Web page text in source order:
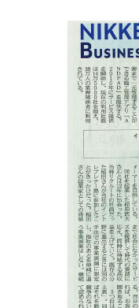
o
o
k